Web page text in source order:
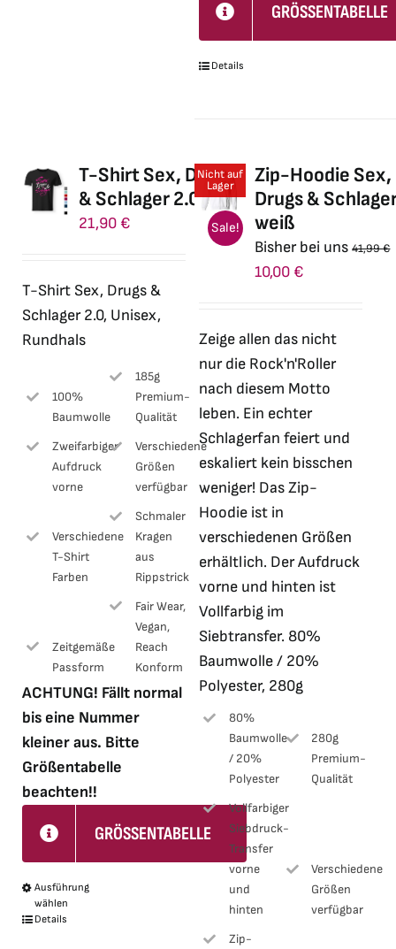
GRÖSSENTABELLE
Details
T-Shirt Sex, Drugs
& Schlager 2.0
21,90 €
T-Shirt Sex, Drugs &
Schlager 2.0, Unisex,
Rundhals
100%
Baumwolle
185g
Premium-
Qualität
Zweifarbiger
Aufdruck
vorne
Verschiedene
Größen
verfügbar
Verschiedene
T-Shirt
Farben
Schmaler
Kragen
aus
Rippstrick
Zeitgemäße
Passform
Fair Wear,
Vegan,
Reach
Konform
ACHTUNG! Fällt normal
bis eine Nummer
kleiner aus. Bitte
Größentabelle
beachten!!
GRÖSSENTABELLE
Ausführung
wählen
Details
Nicht auf
Lager
Sale!
Zip-Hoodie Sex,
Drugs &
weiß
Bisher bei uns 41,99€
Ursprünglicher
41,99 €
10,00 €Aktueller
10,00 €.
Zeige allen das nicht
nur die Rock'n'Roller
nach diesem Motto
leben. Ein echter
Schlagerfan feiert und
eskaliert kein bisschen
weniger! Das Zip-
Hoodie ist in
verschiedenen Größen
erhältlich. Der Aufdruck
vorne und hinten ist
Vollfarbig im
Siebtransfer. 80%
Baumwolle / 20%
Polyester, 280g
80%
Baumwolle
/ 20%
Polyester
280g
Premium-
Qualität
Vollfarbiger
Siebdruck-
Transfer
vorne
und
hinten
Verschiedene
Größen
verfügbar
Zip-